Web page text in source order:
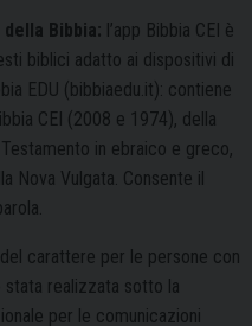
Bibbia: l’app Bibbia CEI è
biblici adatto ai dispositivi di
EDU (bibbiaedu.it): contiene
CEI (2008 e 1974), della
in ebraico e greco,
Nova Vulgata. Consente il
carattere per le persone con
stata realizzata sotto la
per le comunicazioni